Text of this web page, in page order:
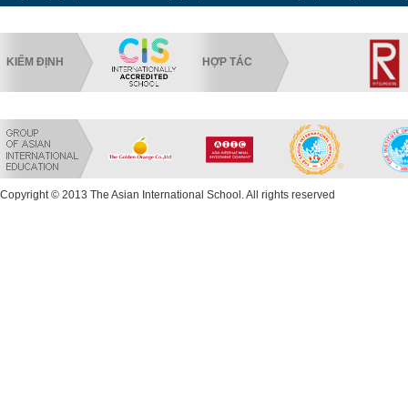
KIỂM ĐỊNH HỢP TÁC
Copyright © 2013 The Asian International School. All rights reserved